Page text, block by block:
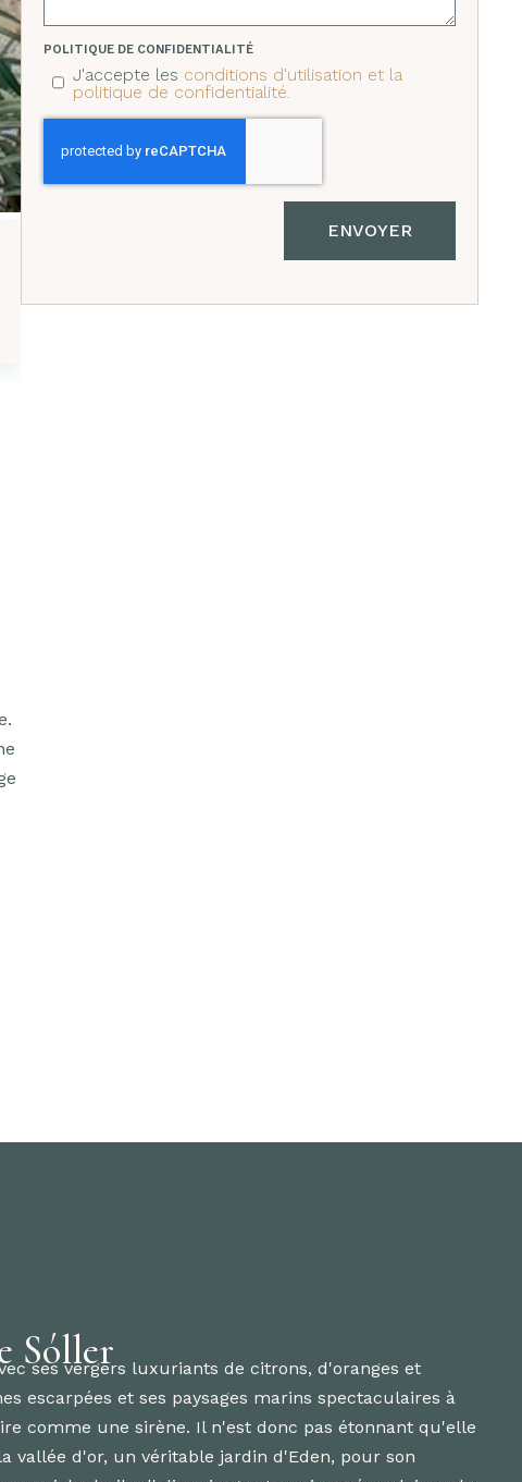
POLITIQUE DE CONFIDENTIALITÉ
J'accepte les conditions d'utilisation et la
politique de confidentialité.
ENVOYER
Sóller
ses vergers luxuriants de citrons, d'oranges et
escarpées et ses paysages marins spectaculaires à
comme une sirène. Il n'est donc pas étonnant qu'elle
vallée d'or, un véritable jardin d'Eden, pour son